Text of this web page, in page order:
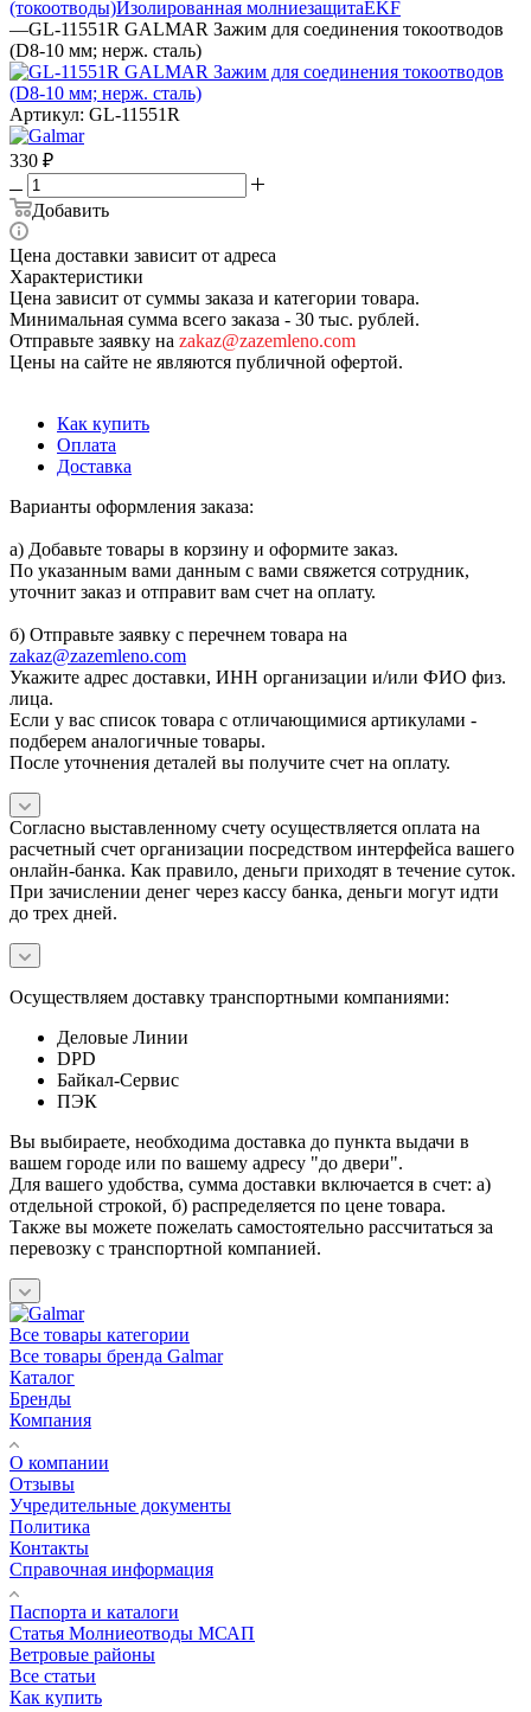
(токоотводы)Изолированная молниезащитаEKF
—GL-11551R GALMAR Зажим для соединения токоотводов
(D8-10 мм; нерж. сталь)
Артикул: GL-11551R
330 ₽
Добавить
Цена доставки зависит от адреса
Характеристики
Цена зависит от суммы заказа и категории товара.
Минимальная сумма всего заказа - 30 тыс. рублей.
Отправьте заявку на zakaz@zazemleno.com
Цены на сайте не являются публичной офертой.
Как купить
Оплата
Доставка
Варианты оформления заказа:
а) Добавьте товары в корзину и оформите заказ.
По указанным вами данным с вами свяжется сотрудник,
уточнит заказ и отправит вам счет на оплату.
б) Отправьте заявку с перечнем товара на
zakaz@zazemleno.com
Укажите адрес доставки, ИНН организации и/или ФИО физ.
лица.
Если у вас список товара с отличающимися артикулами -
подберем аналогичные товары.
После уточнения деталей вы получите счет на оплату.
Согласно выставленному счету осуществляется оплата на
расчетный счет организации посредством интерфейса вашего
онлайн-банка. Как правило, деньги приходят в течение суток.
При зачислении денег через кассу банка, деньги могут идти
до трех дней.
Осуществляем доставку транспортными компаниями:
Деловые Линии
DPD
Байкал-Сервис
ПЭК
Вы выбираете, необходима доставка до пункта выдачи в
вашем городе или по вашему адресу "до двери".
Для вашего удобства, сумма доставки включается в счет: а)
отдельной строкой, б) распределяется по цене товара.
Также вы можете пожелать самостоятельно рассчитаться за
перевозку с транспортной компанией.
Все товары категории
Все товары бренда Galmar
Каталог
Бренды
Компания
О компании
Отзывы
Учредительные документы
Политика
Контакты
Справочная информация
Паспорта и каталоги
Статья Молниеотводы МСАП
Ветровые районы
Все статьи
Как купить